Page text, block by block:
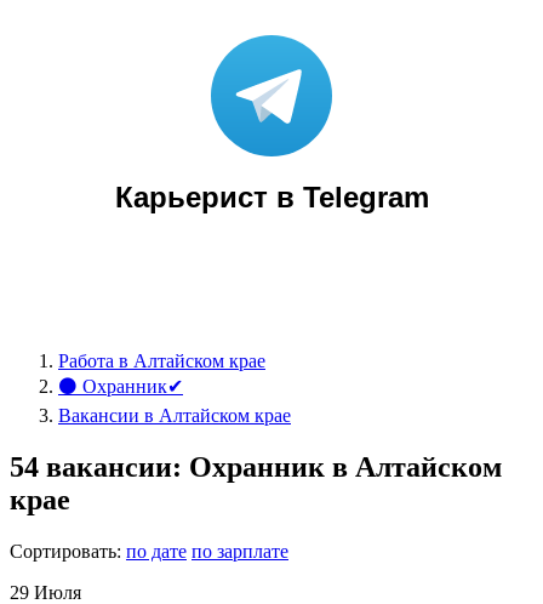
Карьерист в Telegram
Работа в Алтайском крае
⚫ Охранник✔
Вакансии в Алтайском крае
54 вакансии: Охранник в Алтайском
крае
Сортировать: по дате по зарплате
29 Июля